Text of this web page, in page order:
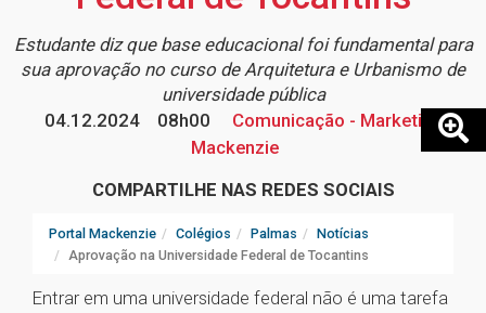
Estudante diz que base educacional foi fundamental para
sua aprovação no curso de Arquitetura e Urbanismo de
universidade pública
04.12.2024
08h00
Comunicação - Marketing
Mackenzie
COMPARTILHE NAS REDES SOCIAIS
Portal Mackenzie Colégios Palmas
Notícias
Aprovação na Universidade Federal de Tocantins
Entrar em uma universidade federal não é uma tarefa